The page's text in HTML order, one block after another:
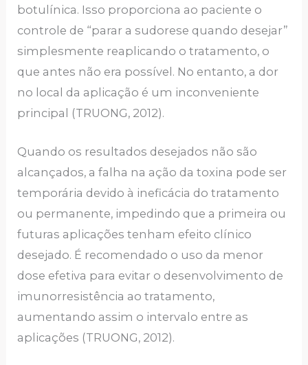
botulínica. Isso proporciona ao paciente o
controle de “parar a sudorese quando desejar”
simplesmente reaplicando o tratamento, o
que antes não era possível. No entanto, a dor
no local da aplicação é um inconveniente
principal (TRUONG, 2012).
Quando os resultados desejados não são
alcançados, a falha na ação da toxina pode ser
temporária devido à ineficácia do tratamento
ou permanente, impedindo que a primeira ou
futuras aplicações tenham efeito clínico
desejado. É recomendado o uso da menor
dose efetiva para evitar o desenvolvimento de
imunorresistência ao tratamento,
aumentando assim o intervalo entre as
aplicações (TRUONG, 2012).